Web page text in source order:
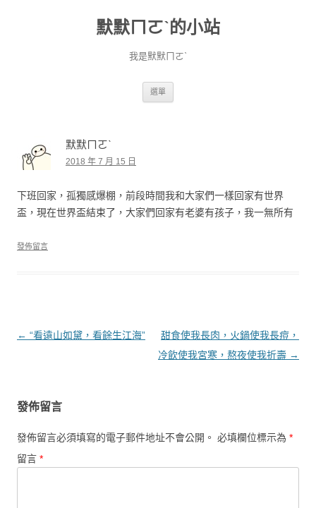
默默ㄇㄛˋ的小站
我是默默ㄇㄛˋ
選單
默默ㄇㄛˋ
2018 年 7 月 15 日
下班回家，孤獨感爆棚，前段時間我和大家們一樣回家有世界
盃，現在世界盃結束了，大家們回家有老婆有孩子，我一無所有
發佈留言
文章導覽
← “看遠山如黛，看餘生江海”
甜食使我長肉，火鍋使我長痘，
冷飲使我宮寒，熬夜使我折壽 →
發佈留言
發佈留言必須填寫的電子郵件地址不會公開。 必填欄位標示為 *
留言 *